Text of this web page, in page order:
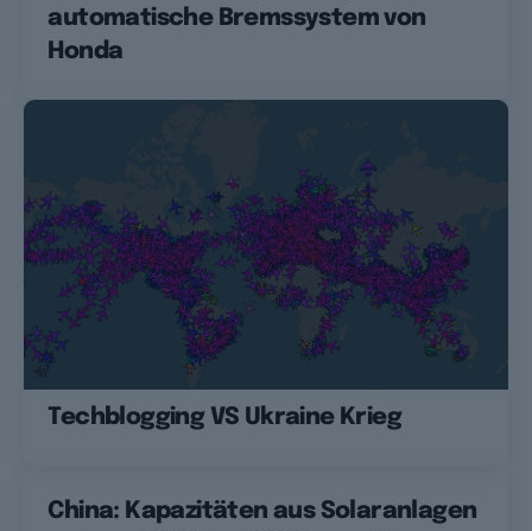
automatische Bremssystem von
Honda
Techblogging VS Ukraine Krieg
China: Kapazitäten aus Solaranlagen